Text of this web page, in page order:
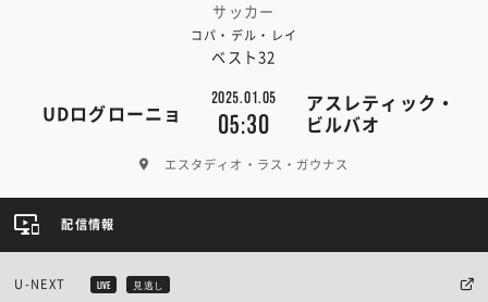
サッカー
コパ・デル・レイ
ベスト32
UDログローニョ
2025.01.05
05:30
アスレティック・
ビルバオ
エスタディオ・ラス・ガウナス
配信情報
U-NEXT LIVE 見逃し